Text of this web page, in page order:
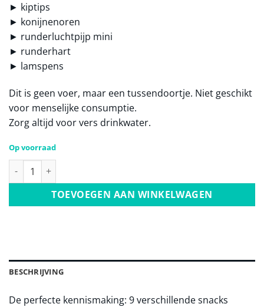
► kiptips
► konijnenoren
► runderluchtpijp mini
► runderhart
► lamspens
Dit is geen voer, maar een tussendoortje. Niet geschikt
voor menselijke consumptie.
Zorg altijd voor vers drinkwater.
Op voorraad
De kleine variant doos - Vernieuwd aantal
TOEVOEGEN AAN WINKELWAGEN
BESCHRIJVING
De perfecte kennismaking: 9 verschillende snacks